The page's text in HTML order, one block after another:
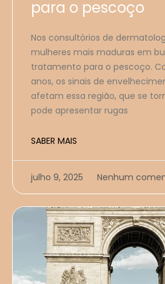
para o pescoço
Nos consultórios de
mulheres mais maduras em
tratamento para o pescoço.
anos, os sinais de
afetam essa região, que se
pode apresentar rugas
SABER MAIS
julho 9, 2025 Nenhum